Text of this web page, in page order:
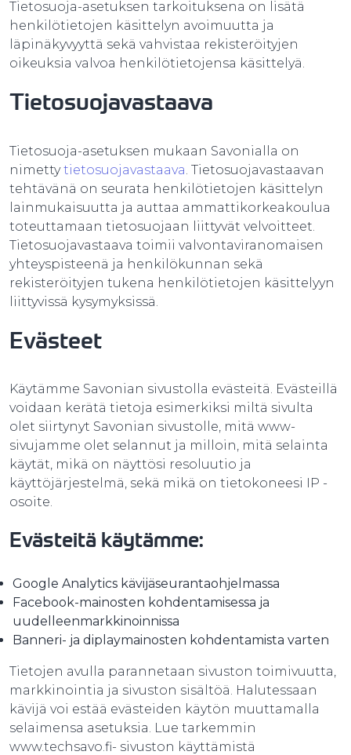
Tietosuoja-asetuksen tarkoituksena on lisätä
henkilötietojen käsittelyn avoimuutta ja
läpinäkyvyyttä sekä vahvistaa rekisteröityjen
oikeuksia valvoa henkilötietojensa käsittelyä.
Tietosuojavastaava
Tietosuoja-asetuksen mukaan Savonialla on
nimettytietosuojavastaava . Tietosuojavastaavan
tehtävänä on seurata henkilötietojen käsittelyn
lainmukaisuutta ja auttaa ammattikorkeakoulua
toteuttamaan tietosuojaan liittyvät velvoitteet.
Tietosuojavastaava toimii valvontaviranomaisen
yhteyspisteenä ja henkilökunnan sekä
rekisteröityjen tukena henkilötietojen käsittelyyn
liittyvissä kysymyksissä.
Evästeet
Käytämme Savonian sivustolla evästeitä. Evästeillä
voidaan kerätä tietoja esimerkiksi miltä sivulta
olet siirtynyt Savonian sivustolle, mitä www-
sivujamme olet selannut ja milloin, mitä selainta
käytät, mikä on näyttösi resoluutio ja
käyttöjärjestelmä, sekä mikä on tietokoneesi IP -
osoite.
Evästeitä käytämme:
Google Analytics kävijäseurantaohjelmassa
Facebook-mainosten kohdentamisessa ja
uudelleenmarkkinoinnissa
Banneri- ja diplaymainosten kohdentamista varten
Tietojen avulla parannetaan sivuston toimivuutta,
markkinointia ja sivuston sisältöä. Halutessaan
kävijä voi estää evästeiden käytön muuttamalla
selaimensa asetuksia. Lue tarkemmin
www.techsavo.fi- sivuston käyttämistä